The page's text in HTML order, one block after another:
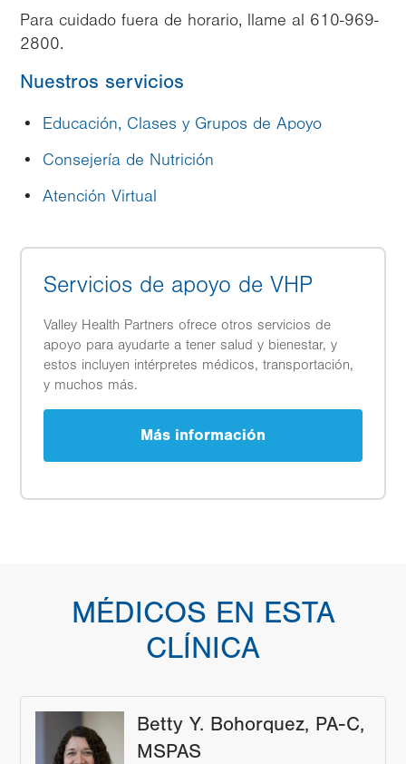
Para cuidado fuera de horario, llame al 610-969-
2800.
Nuestros servicios
Educación, Clases y Grupos de Apoyo
Consejería de Nutrición
Atención Virtual
Servicios de apoyo de VHP
Valley Health Partners ofrece otros servicios de
apoyo para ayudarte a tener salud y bienestar, y
estos incluyen intérpretes médicos, transportación,
y muchos más.
Más información
MÉDICOS EN ESTA
CLÍNICA
Betty Y. Bohorquez, PA-C,
MSPAS